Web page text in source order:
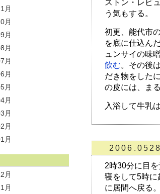
月
月
月
月
月
月
月
月
月
月
月
月
月
ストン・レビ
う気もする。
初更、能代市
を底に仕込ん
ュンサイの味
飲む。その後
だき物をした
の皮には、ま
入浴して牛乳
2時30分に目
寝をして5時に
に居間へ戻る